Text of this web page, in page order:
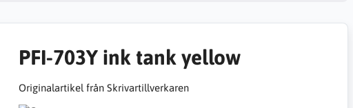
PFI-703Y ink tank yellow
Originalartikel från Skrivartillverkaren